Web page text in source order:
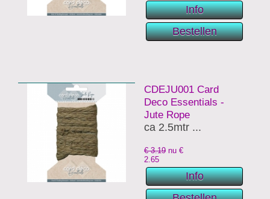
CDEJU001 Card
Deco Essentials -
Jute Rope
ca 2.5mtr ...
€ 3.19 nu €
2.65